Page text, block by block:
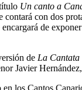
Un canto a
con dos
de
de La Cantata
Javier
los Cantos